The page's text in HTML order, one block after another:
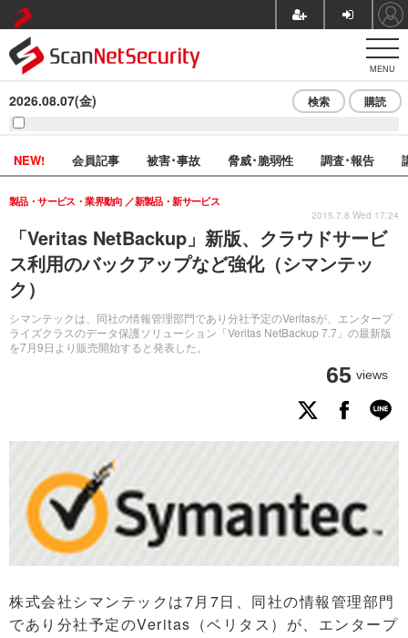
MENU
2026.08.07(金) 検索 購読
NEW! 会員記事 被害･事故 脅威･脆弱性 調査･報告
「Veritas NetBackup」新版、クラウドサービ
ス利用のバックアップなど強化（シマンテッ
ク）
シマンテックは、同社の情報管理部門であり分社予定のVeritasが、エンタープ
ライズクラスのデータ保護ソリューション「Veritas NetBackup 7.7」の最新版
を7月9日より販売開始すると発表した。
製品・サービス・業界動向 新製品・新サービス
65 views
2015.7.8 Wed 17:24
株式会社シマンテックは7月7日、同社の情報管理部門
であり分社予定のVeritas（ベリタス）が、エンタープ